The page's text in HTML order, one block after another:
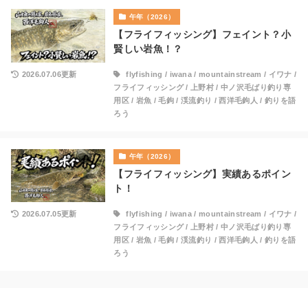
午年（2026）
【フライフィッシング】フェイント？小
賢しい岩魚！？
2026.07.06更新 flyfishing / iwana /mountainstream / イワナ /
フライフィッシング/ 上野村 /中ノ沢毛ばり釣り専
用区/ 岩魚 /毛鉤 /渓流釣り /西洋毛鉤人 / 釣りを語
ろう
午年（2026）
【フライフィッシング】実績あるポイン
ト！
2026.07.05更新 flyfishing / iwana /mountainstream / イワナ /
フライフィッシング/ 上野村 /中ノ沢毛ばり釣り専
用区/ 岩魚 /毛鉤 /渓流釣り /西洋毛鉤人 / 釣りを語
ろう